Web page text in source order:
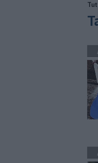
Omicidio in carcere,